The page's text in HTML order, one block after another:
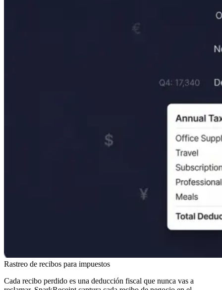
Rastreo de recibos para impuestos
Cada recibo perdido es una deducción fiscal que nunca vas a